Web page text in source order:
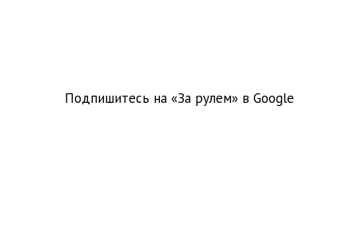
Подпишитесь на «За рулем» в Google